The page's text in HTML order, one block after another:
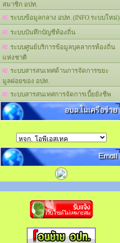
สมาชิก อปท.
ระบบข้อมูลกลาง อปท. (INFO ระบบใหม่)
ระบบบันทึกบัญชีท้องถิ่น
ระบบศูนย์บริการข้อมูลบุคลากรท้องถิ่น
แห่งชาติ
ระบบสารสนเทศด้านการจัดการขยะ
มูลฝอยของ อปท.
ระบบสารสนเทศการจัดการเบี้ยยังชีพ
อบต.ในเครือข่าย
Email